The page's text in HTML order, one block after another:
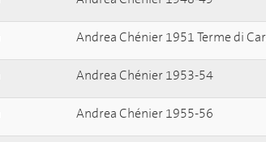
Andrea Chénier 1951 Terme di
Andrea Chénier 1953-54
Andrea Chénier 1955-56